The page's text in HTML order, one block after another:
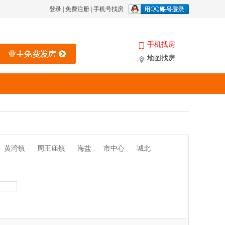
登录 免费注册 手机号找房
手机找房
地图找房
黄湾镇 周王庙镇 海盐 市中心 城北